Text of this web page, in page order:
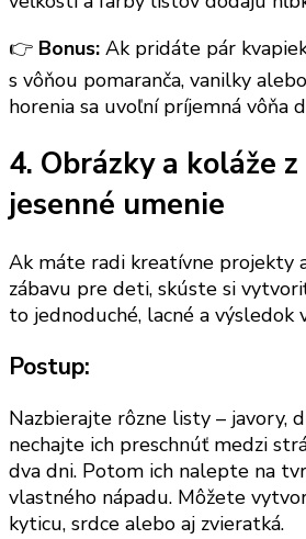
👉 Bonus: Ak pridáte pár
s vôňou pomaranča, vanilky
horenia sa uvoľní príjemná vôňa
4. Obrázky a koláže
jesenné umenie
Ak máte radi kreatívne projekty
zábavu pre deti, skúste si
to jednoduché, lacné a výsledok
Postup:
Nazbierajte rôzne listy – javory,
nechajte ich preschnúť medzi
dva dni. Potom ich nalepte na
vlastného nápadu. Môžete
kyticu, srdce alebo aj zvieratká.